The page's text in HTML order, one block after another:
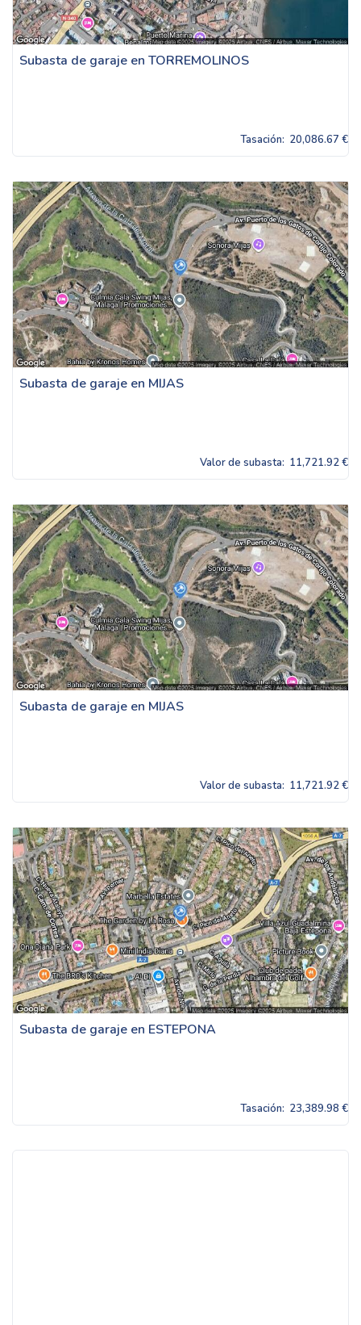
Subasta de garaje en TORREMOLINOS
Tasación: 20,086.67 €
Subasta de garaje en MIJAS
Valor de subasta: 11,721.92 €
Subasta de garaje en MIJAS
Valor de subasta: 11,721.92 €
Subasta de garaje en ESTEPONA
Tasación: 23,389.98 €